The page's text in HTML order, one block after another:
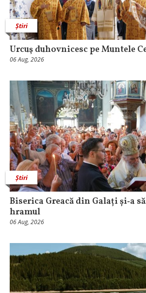
Știri
Urcuş duhovnicesc pe Muntele
06 Aug, 2026
Știri
Biserica Greacă din Galați și‑a
hramul
06 Aug, 2026